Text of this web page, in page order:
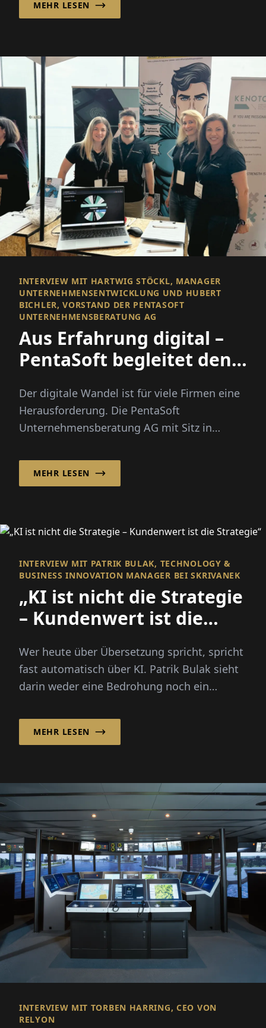
MEHR LESEN
INTERVIEW MIT HARTWIG STÖCKL, MANAGER
UNTERNEHMENSENTWICKLUNG UND HUBERT
BICHLER, VORSTAND DER PENTASOFT
UNTERNEHMENSBERATUNG AG
Aus Erfahrung digital –
PentaSoft begleitet den
Der digitale Wandel ist für viele Firmen eine
Herausforderung. Die PentaSoft
Unternehmensberatung AG mit Sitz in
MEHR LESEN
INTERVIEW MIT PATRIK BULAK, TECHNOLOGY &
BUSINESS INNOVATION MANAGER BEI SKRIVANEK
„KI ist nicht die Strategie
– Kundenwert ist die
Strategie“
Wer heute über Übersetzung spricht, spricht
fast automatisch über KI. Patrik Bulak sieht
darin weder eine Bedrohung noch ein
MEHR LESEN
INTERVIEW MIT TORBEN HARRING, CEO VON
RELYON